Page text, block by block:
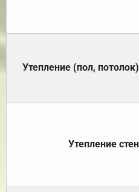
Утепление (пол, потолок)
Утепление стен